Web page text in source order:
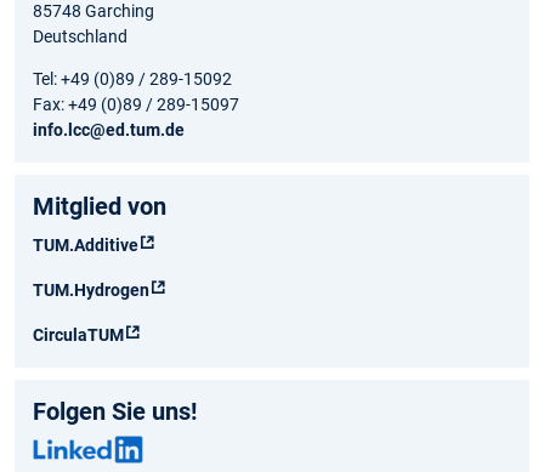
85748 Garching
Deutschland
Tel: +49 (0)89 / 289-15092
Fax: +49 (0)89 / 289-15097
info.lcc@ed.tum.de
Mitglied von
TUM.Additive
TUM.Hydrogen
CirculaTUM
Folgen Sie uns!